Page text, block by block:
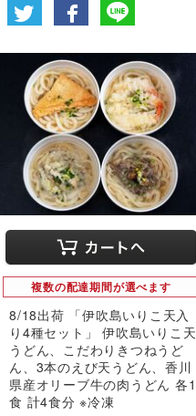
複数の配達期間が選べます
8/18出荷 「伊吹島いりこ天入
り4種セット」 伊吹島いりこ天
うどん、こだわりきつねうど
ん、3本のえび天うどん、香川
県産オリーブ牛の肉うどん 各1
食 計4食分 ※冷凍